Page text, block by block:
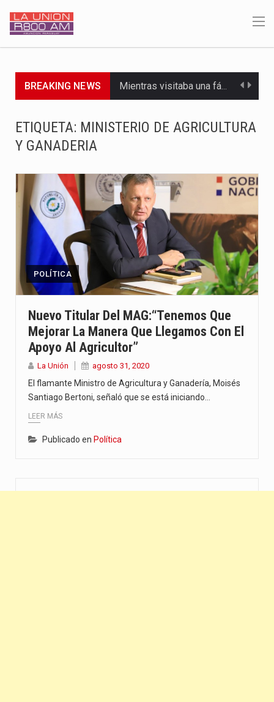
BREAKING NEWS Mientras visitaba una fábrica de armamentos en San Paulo, el…
El presidente de la República se encontraba en el aeropuerto…
Una familia atravesó momentos de extrema tensión durante la madrugada…
Fretes se refirió concretamente al recorrido que realizó este jueves…
“La situación no está tan mala en el Ministerio de…
El amanecer de este miércoles se caracteriza por un ambiente…
ETIQUETA: MINISTERIO DE AGRICULTURA
Y GANADERIA
POLÍTICA
Nuevo Titular Del MAG:“Tenemos Que
Mejorar La Manera Que Llegamos Con El
Apoyo Al Agricultor”
La Unión agosto 31, 2020
El flamante Ministro de Agricultura y Ganadería, Moisés
Santiago Bertoni, señaló que se está iniciando…
LEER MÁS
Publicado en Política